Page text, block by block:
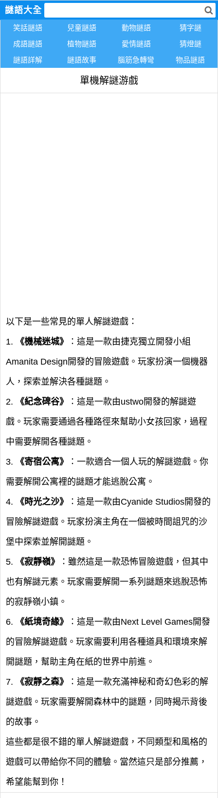
謎語大全
笑話謎語 兒童謎語 動物謎語
猜字謎
成語謎語
植物謎語 愛情謎語
猜燈謎
謎語詳解
謎語故事 腦筋急轉彎 物品謎語
單機解謎游戲
以下是一些常見的單人解謎遊戲：
1. 《機械迷城》 ：這是一款由捷克獨立開發小組
Amanita Design開發的冒險遊戲。玩家扮演一個機器
人，探索並解決各種謎題。
2. 《紀念碑谷》 ：這是一款由ustwo開發的解謎遊
戲。玩家需要通過各種路徑來幫助小女孩回家，過程
中需要解開各種謎題。
3. 《寄宿公寓》 ：一款適合一個人玩的解謎遊戲。你
需要解開公寓裡的謎題才能逃脫公寓。
4. 《時光之沙》 ：這是一款由Cyanide Studios開發的
冒險解謎遊戲。玩家扮演主角在一個被時間詛咒的沙
堡中探索並解開謎題。
5. 《寂靜嶺》 ：雖然這是一款恐怖冒險遊戲，但其中
也有解謎元素。玩家需要解開一系列謎題來逃脫恐怖
的寂靜嶺小鎮。
6. 《紙境奇緣》 ：這是一款由Next Level Games開發
的冒險解謎遊戲。玩家需要利用各種道具和環境來解
開謎題，幫助主角在紙的世界中前進。
7. 《寂靜之森》 ：這是一款充滿神秘和奇幻色彩的解
謎遊戲。玩家需要解開森林中的謎題，同時揭示背後
的故事。
這些都是很不錯的單人解謎遊戲，不同類型和風格的
遊戲可以帶給你不同的體驗。當然這只是部分推薦，
希望能幫到你！